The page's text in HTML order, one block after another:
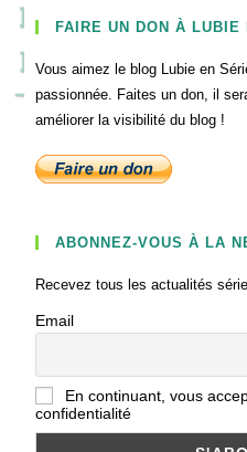
FAIRE UN DON À LUBIE
Vous aimez le blog Lubie en
passionnée. Faites un don, il
améliorer la visibilité du blog !
ABONNEZ-VOUS À LA
Recevez tous les actualités
Email
En continuant, vous
confidentialité